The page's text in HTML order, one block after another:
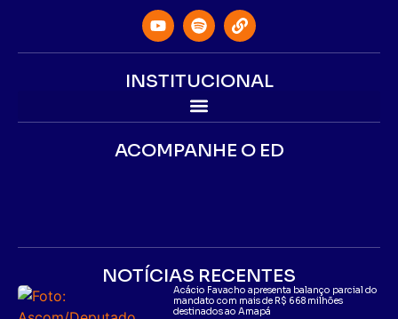
INSTITUCIONAL
ACOMPANHE O ED
NOTÍCIAS RECENTES
Acácio Favacho apresenta balanço parcial do
mandato com mais de R$ 668 milhões
destinados ao Amapá